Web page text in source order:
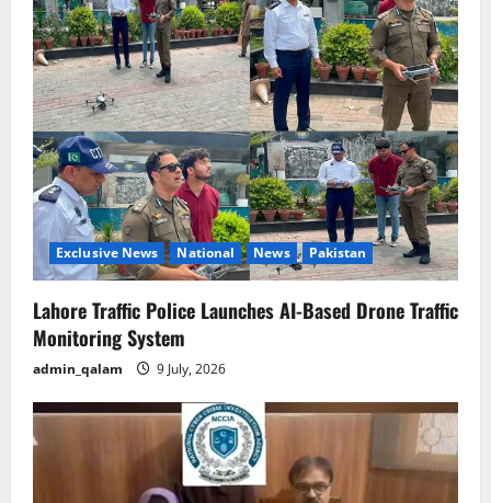
Exclusive News National News Pakistan
Lahore Traffic Police Launches AI-Based Drone Traffic
Monitoring System
admin_qalam 9 July, 2026